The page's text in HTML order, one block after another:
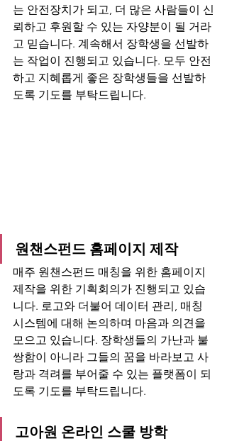
는 안전장치가 되고, 더 많은 사람들이 신
뢰하고 후원할 수 있는 자양분이 될 거라
고 믿습니다. 계속해서 장학생을 선발하
는 작업이 진행되고 있습니다. 모두 안전
하고 지혜롭게 좋은 장학생들을 선발하
도록 기도를 부탁드립니다.
원챈스펀드 홈페이지 제작
매주 원챈스펀드 매칭을 위한 홈페이지
제작을 위한 기획회의가 진행되고 있습
니다. 로고와 더불어 데이터 관리, 매칭
시스템에 대해 논의하며 마음과 의견을
모으고 있습니다. 장학생들의 가난과 불
쌍함이 아니라 그들의 꿈을 바라보고 사
랑과 격려를 부어줄 수 있는 플랫폼이 되
도록 기도를 부탁드립니다.
고아원 온라인 스쿨 방학